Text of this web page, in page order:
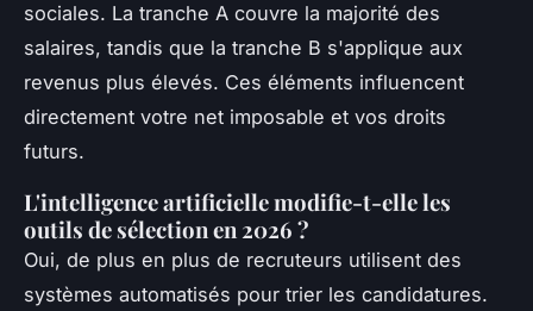
sociales. La tranche A couvre la majorité des
salaires, tandis que la tranche B s'applique aux
revenus plus élevés. Ces éléments influencent
directement votre net imposable et vos droits
futurs.
L'intelligence artificielle modifie-t-elle les
outils de sélection en 2026 ?
Oui, de plus en plus de recruteurs utilisent des
systèmes automatisés pour trier les candidatures.